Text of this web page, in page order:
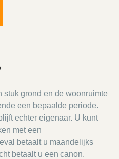
stuk grond en de woonruimte
een bepaalde periode.
echter eigenaar. U kunt
met een
betaalt u maandelijks
betaalt u een canon.